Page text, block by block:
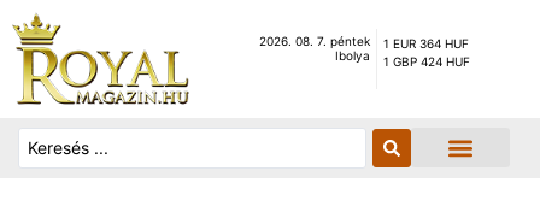
2026. 08. 7. péntek
Ibolya
1 EUR 364 HUF
1 GBP 424 HUF